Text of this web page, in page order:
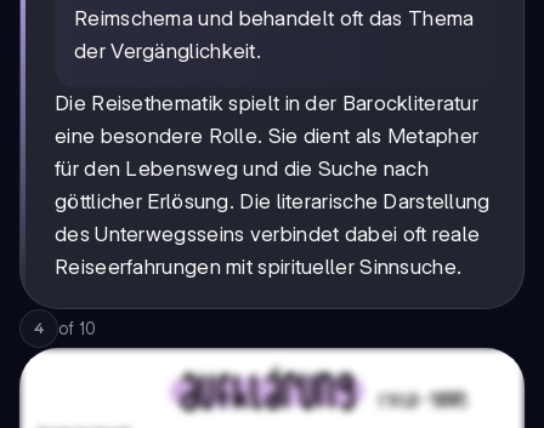
Reimschema und behandelt oft das Thema
der Vergänglichkeit.
Die Reisethematik spielt in der Barockliteratur
eine besondere Rolle. Sie dient als Metapher
für den Lebensweg und die Suche nach
göttlicher Erlösung. Die literarische Darstellung
des Unterwegsseins verbindet dabei oft reale
Reiseerfahrungen mit spiritueller Sinnsuche.
4 of 10